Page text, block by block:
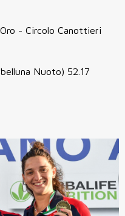
- Circolo Canottieri
Nuoto) 52.17